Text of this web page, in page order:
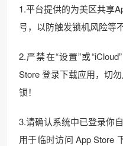
1.平台提供的为美区共享
号，以防触发锁机风险等
2.严禁在“设置”或
Store 登录下载应用，切
锁！
3.请确认系统中已登录你
用于临时访问 App Store